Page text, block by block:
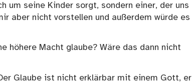
um seine Kinder sorgt, sondern einer, der uns
aber nicht vorstellen und außerdem würde es
höhere Macht glaube? Wäre das dann nicht
Glaube ist nicht erklärbar mit einem Gott, er